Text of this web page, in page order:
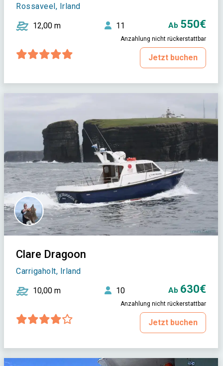
Rossaveel, Irland
12,00 m 11 Ab 550€
Anzahlung nicht rückerstattbar
Jetzt buchen
Clare Dragoon
Carrigaholt, Irland
10,00 m 10 Ab 630€
Anzahlung nicht rückerstattbar
Jetzt buchen